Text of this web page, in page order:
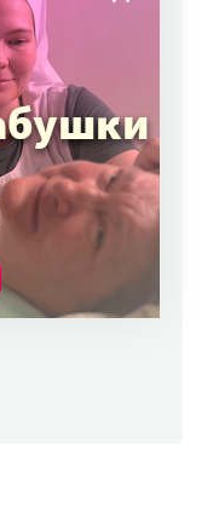
большинство
намерен
пенсионные